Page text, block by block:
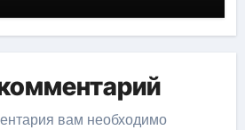
вам необходимо